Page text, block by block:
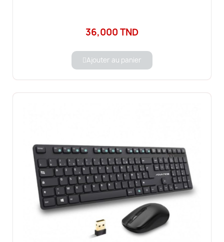
36,000 TND
Ajouter au panier